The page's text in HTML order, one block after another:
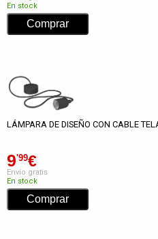
En stock
LÁMPARA DE DISEÑO CON CABLE
9'99€
Envío gratis
En stock